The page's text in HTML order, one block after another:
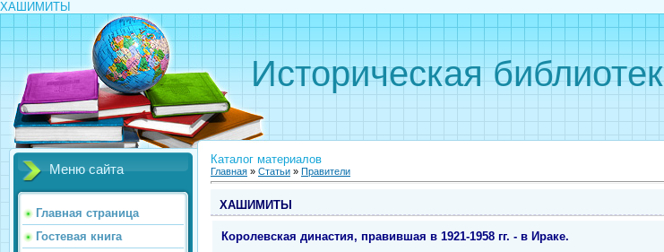
ХАШИМИТЫ
Историческая
Меню сайта
Главная страница
Гостевая книга
Каталог материалов
Главная » Статьи » Правители
ХАШИМИТЫ
Королевская династия, правившая в 1921-1958 гг. - в Ираке.